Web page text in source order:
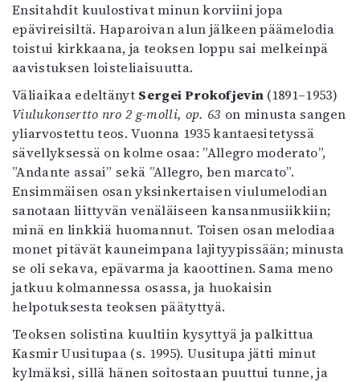
Ensitahdit kuulostivat minun korviini jopa
epävireisiltä. Haparoivan alun jälkeen päämelodia
toistui kirkkaana, ja teoksen loppu sai melkeinpä
aavistuksen loisteliaisuutta.
Väliaikaa edeltänyt Sergei Prokofjevin (1891–1953)
Viulukonsertto nro 2 g-molli, op. 63 on minusta sangen
yliarvostettu teos. Vuonna 1935 kantaesitetyssä
sävellyksessä on kolme osaa: ”Allegro moderato”,
”Andante assai” sekä ”Allegro, ben marcato”.
Ensimmäisen osan yksinkertaisen viulumelodian
sanotaan liittyvän venäläiseen kansanmusiikkiin;
minä en linkkiä huomannut. Toisen osan melodiaa
monet pitävät kauneimpana lajityypissään; minusta
se oli sekava, epävarma ja kaoottinen. Sama meno
jatkuu kolmannessa osassa, ja huokaisin
helpotuksesta teoksen päätyttyä.
Teoksen solistina kuultiin kysyttyä ja palkittua
Kasmir Uusitupaa (s. 1995). Uusitupa jätti minut
kylmäksi, sillä hänen soitostaan puuttui tunne, ja